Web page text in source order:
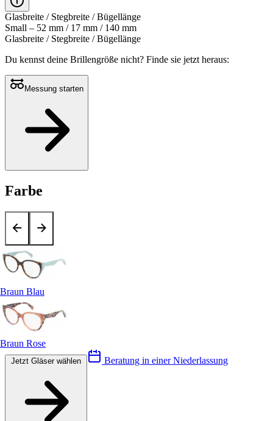
Glasbreite / Stegbreite / Bügellänge
Small – 52 mm / 17 mm / 140 mm
Glasbreite / Stegbreite / Bügellänge
Du kennst deine Brillengröße nicht? Finde sie jetzt heraus:
Messung starten
Farbe
Braun Blau
Braun Rose
Beratung in einer Niederlassung